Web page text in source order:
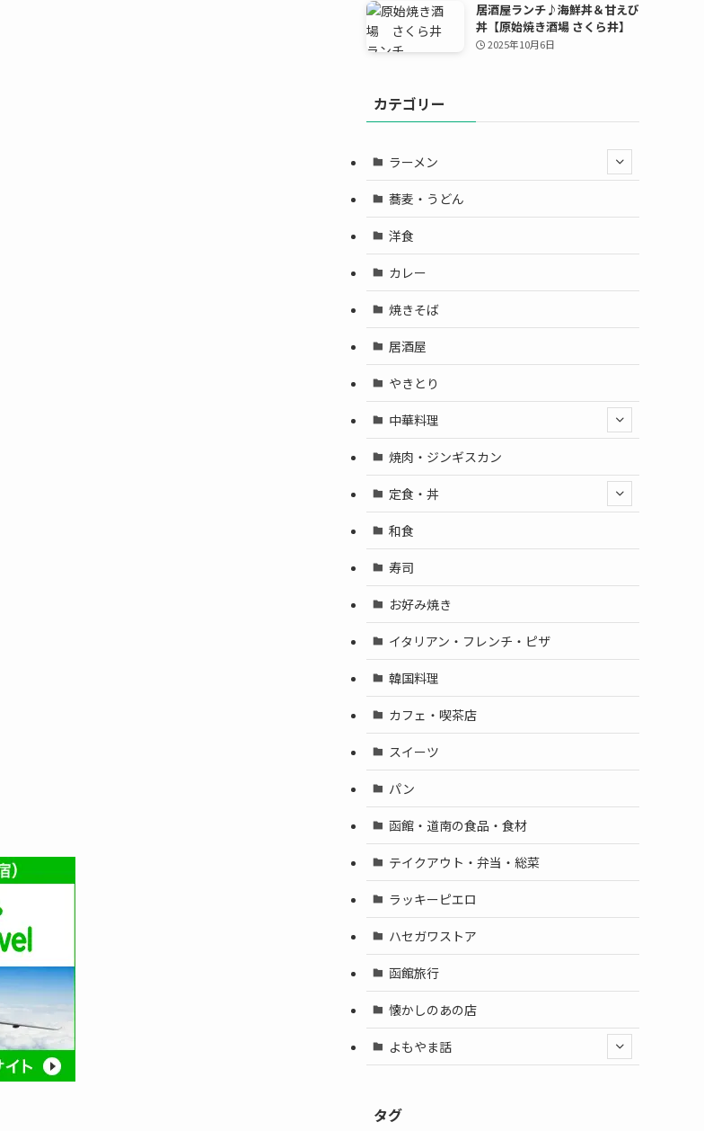
居酒屋ランチ♪海鮮丼＆甘えび
丼【原始焼き酒場 さくら井】
2025年10月6日
カテゴリー
ラーメン
蕎麦・うどん
洋食
カレー
焼きそば
居酒屋
やきとり
中華料理
焼肉・ジンギスカン
定食・丼
和食
寿司
お好み焼き
イタリアン・フレンチ・ピザ
韓国料理
カフェ・喫茶店
スイーツ
パン
函館・道南の食品・食材
テイクアウト・弁当・総菜
ラッキーピエロ
ハセガワストア
函館旅行
懐かしのあの店
よもやま話
タグ